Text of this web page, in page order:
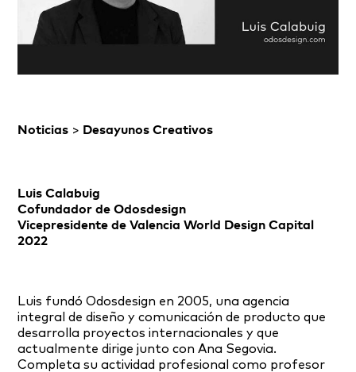
Noticias > Desayunos Creativos
Luis Calabuig
Cofundador deOdosdesign
Vicepresidente deValencia World Design Capital
2022
Luis fundó Odosdesign en 2005, una agencia
integral de diseño y comunicación de producto que
desarrolla proyectos internacionales y que
actualmente dirige junto con Ana Segovia.
Completa su actividad profesional como profesor